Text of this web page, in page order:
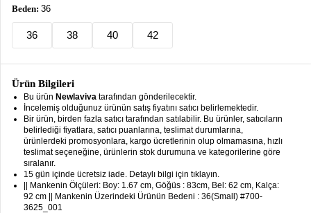
Takımlarkeyboard_arrow_down
Elbise
Alt
Giyim
keyboard_arrow_down
Dış
Giyimkeyboard_arrow_down
Tesettür
Giyim
keyboard_arrow_down
Büyük
Bedenkeyboard_arrow_down
Beden: 36
36 38 40 42
Ürün Bilgileri
Bu ürün Newlaviva tarafından gönderilecektir.
İncelemiş olduğunuz ürünün satış fiyatını satıcı belirlemektedir.
Bir ürün, birden fazla satıcı tarafından satılabilir. Bu ürünler, satıcıların
belirlediği fiyatlara, satıcı puanlarına, teslimat durumlarına,
ürünlerdeki promosyonlara, kargo ücretlerinin olup olmamasına, hızlı
teslimat seçeneğine, ürünlerin stok durumuna ve kategorilerine göre
sıralanır.
15 gün içinde ücretsiz iade. Detaylı bilgi için tıklayın.
|| Mankenin Ölçüleri: Boy: 1.67 cm, Göğüs : 83cm, Bel: 62 cm, Kalça:
92 cm || Mankenin Üzerindeki Ürünün Bedeni : 36(Small) #700-
3625_001